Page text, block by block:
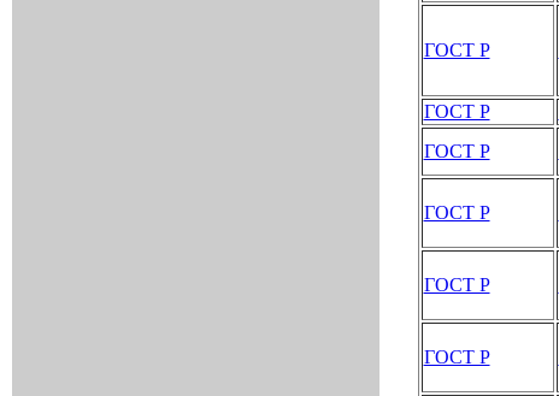
ГОСТ Р
ГОСТ Р
ГОСТ Р
ГОСТ Р
ГОСТ Р
ГОСТ Р